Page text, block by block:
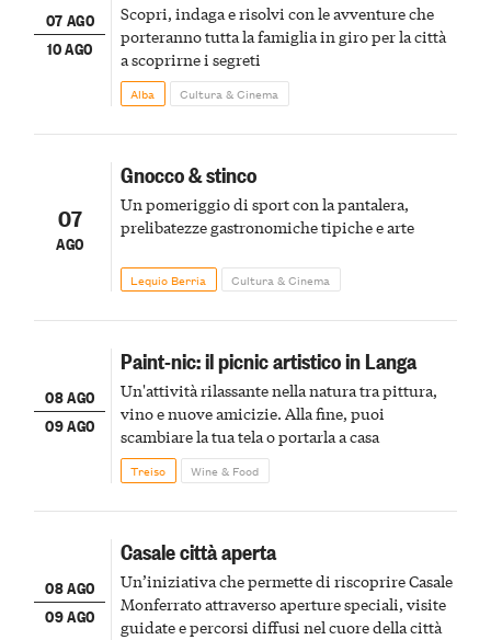
07 AGO
10 AGO
Scopri, indaga e risolvi con le avventure che
porteranno tutta la famiglia in giro per la città
a scoprirne i segreti
Alba Cultura & Cinema
07
AGO
Gnocco & stinco
Un pomeriggio di sport con la pantalera,
prelibatezze gastronomiche tipiche e arte
Lequio Berria Cultura & Cinema
08 AGO
09 AGO
Paint-nic: il picnic artistico in Langa
Un'attività rilassante nella natura tra pittura,
vino e nuove amicizie. Alla fine, puoi
scambiare la tua tela o portarla a casa
Treiso Wine & Food
08 AGO
09 AGO
Casale città aperta
Un’iniziativa che permette di riscoprire Casale
Monferrato attraverso aperture speciali, visite
guidate e percorsi diffusi nel cuore della città